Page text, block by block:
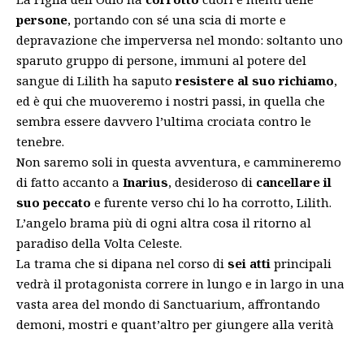
persone, portando con sé una scia di morte e
depravazione che imperversa nel mondo: soltanto uno
sparuto gruppo di persone, immuni al potere del
sangue di Lilith ha saputoresistere al suo richiamo,
ed è qui che muoveremo i nostri passi, in quella che
sembra essere davvero l’ultima crociata contro le
tenebre.
Non saremo soli in questa avventura, e cammineremo
di fatto accanto a Inarius, desideroso di cancellare il
suo peccato e furente verso chi lo ha corrotto, Lilith.
L’angelo brama più di ogni altra cosa il ritorno al
paradiso della Volta Celeste.
La trama che si dipana nel corso di sei atti principali
vedrà il protagonista correre in lungo e in largo in una
vasta area del mondo di Sanctuarium, affrontando
demoni, mostri e quant’altro per giungere alla verità